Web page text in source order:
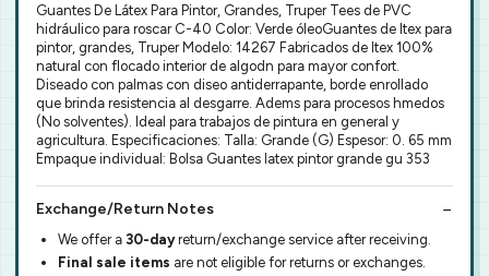
Guantes De Látex Para Pintor, Grandes, Truper Tees de PVC
hidráulico para roscar C-40 Color: Verde óleoGuantes de ltex para
pintor, grandes, Truper Modelo: 14267 Fabricados de ltex 100%
natural con flocado interior de algodn para mayor confort.
Diseado con palmas con diseo antiderrapante, borde enrollado
que brinda resistencia al desgarre. Adems para procesos hmedos
(No solventes). Ideal para trabajos de pintura en general y
agricultura. Especificaciones: Talla: Grande (G) Espesor: 0. 65 mm
Empaque individual: Bolsa Guantes latex pintor grande gu 353
Exchange/Return Notes
We offer a 30-dayreturn/exchange service after receiving.
Final sale items are not eligible for returns or exchanges.